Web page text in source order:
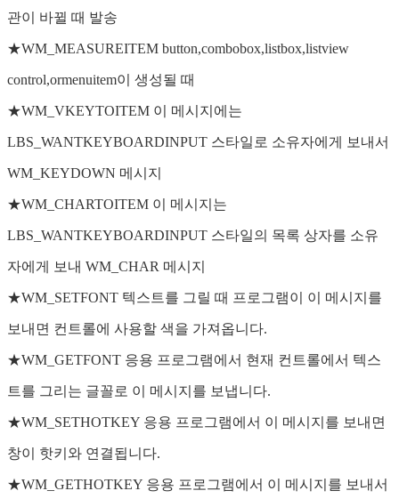
관이 바뀔 때 발송
★WM_MEASUREITEM button,combobox,listbox,listview
control,ormenuitem이 생성될 때
★WM_VKEYTOITEM 이 메시지에는
LBS_WANTKEYBOARDINPUT 스타일로 소유자에게 보내서
WM_KEYDOWN 메시지
★WM_CHARTOITEM 이 메시지는
LBS_WANTKEYBOARDINPUT 스타일의 목록 상자를 소유
자에게 보내 WM_CHAR 메시지
★WM_SETFONT 텍스트를 그릴 때 프로그램이 이 메시지를
보내면 컨트롤에 사용할 색을 가져옵니다.
★WM_GETFONT 응용 프로그램에서 현재 컨트롤에서 텍스
트를 그리는 글꼴로 이 메시지를 보냅니다.
★WM_SETHOTKEY 응용 프로그램에서 이 메시지를 보내면
창이 핫키와 연결됩니다.
★WM_GETHOTKEY 응용 프로그램에서 이 메시지를 보내서